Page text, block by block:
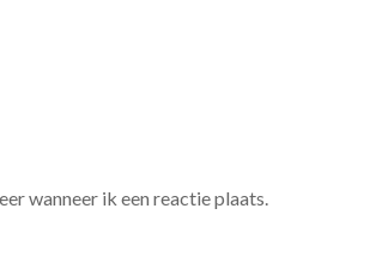
wanneer ik een reactie plaats.